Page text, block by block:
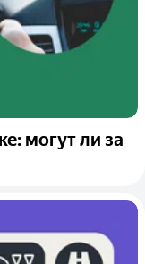
могут ли за